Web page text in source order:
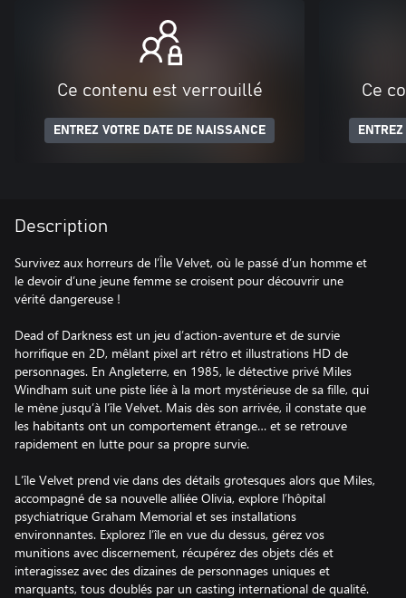
Ce contenu est verrouillé
ENTREZ VOTRE DATE DE NAISSANCE
Ce
Description
Survivez aux horreurs de l’Île Velvet, où le passé d’un homme et
le devoir d’une jeune femme se croisent pour découvrir une
vérité dangereuse !
Dead of Darkness est un jeu d’action-aventure et de survie
horrifique en 2D, mêlant pixel art rétro et illustrations HD de
personnages. En Angleterre, en 1985, le détective privé Miles
Windham suit une piste liée à la mort mystérieuse de sa fille, qui
le mène jusqu’à l’île Velvet. Mais dès son arrivée, il constate que
les habitants ont un comportement étrange… et se retrouve
rapidement en lutte pour sa propre survie.
L’île Velvet prend vie dans des détails grotesques alors que Miles,
accompagné de sa nouvelle alliée Olivia, explore l’hôpital
psychiatrique Graham Memorial et ses installations
environnantes. Explorez l’île en vue du dessus, gérez vos
munitions avec discernement, récupérez des objets clés et
interagissez avec des dizaines de personnages uniques et
marquants, tous doublés par un casting international de qualité.